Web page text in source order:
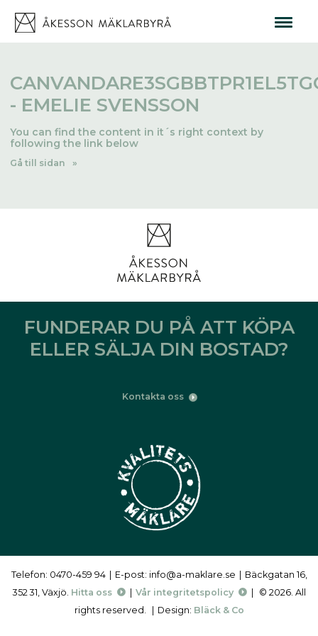
- EMELIE SVENSSON
You can find the content in it´s right context by
following the link below
Gå till sidan
FUNDERAR DU PÅ ATT KÖPA
ELLER SÄLJA DIN BOSTAD?
Kontakta oss
Telefon: 0470-459 94 E-post: info@a-maklare.se
Bäckgatan 16,
352 31, Växjö. Hitta oss Vår integritetspolicy
© 2026. All
rights reserved.
Design: Bläck & Co